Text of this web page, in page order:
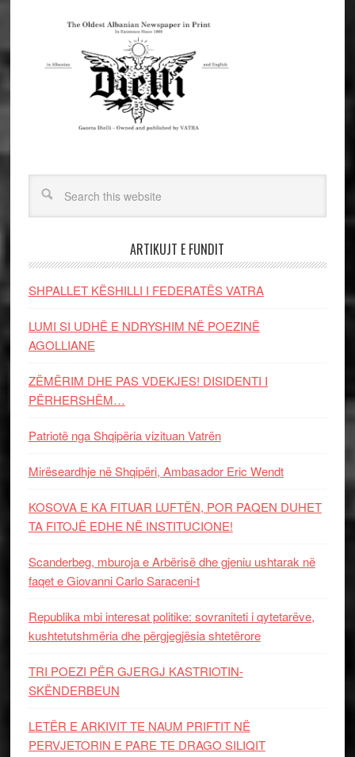
ARTIKUJT E FUNDIT
SHPALLET KËSHILLI I FEDERATËS VATRA
LUMI SI UDHË E NDRYSHIM NË POEZINË
AGOLLIANE
ZËMËRIM DHE PAS VDEKJES! DISIDENTI I
PËRHERSHËM…
Patriotë nga Shqipëria vizituan Vatrën
Mirëseardhje në Shqipëri, Ambasador Eric Wendt
KOSOVA E KA FITUAR LUFTËN, POR PAQEN DUHET
TA FITOJË EDHE NË INSTITUCIONE!
Scanderbeg, mburoja e Arbërisë dhe gjeniu ushtarak në
faqet e Giovanni Carlo Saraceni-t
Republika mbi interesat politike: sovraniteti i qytetarëve,
kushtetutshmëria dhe përgjegjësia shtetërore
TRI POEZI PËR GJERGJ KASTRIOTIN-
SKËNDERBEUN
LETËR E ARKIVIT TE NAUM PRIFTIT NË
PERVJETORIN E PARE TE DRAGO SILIQIT